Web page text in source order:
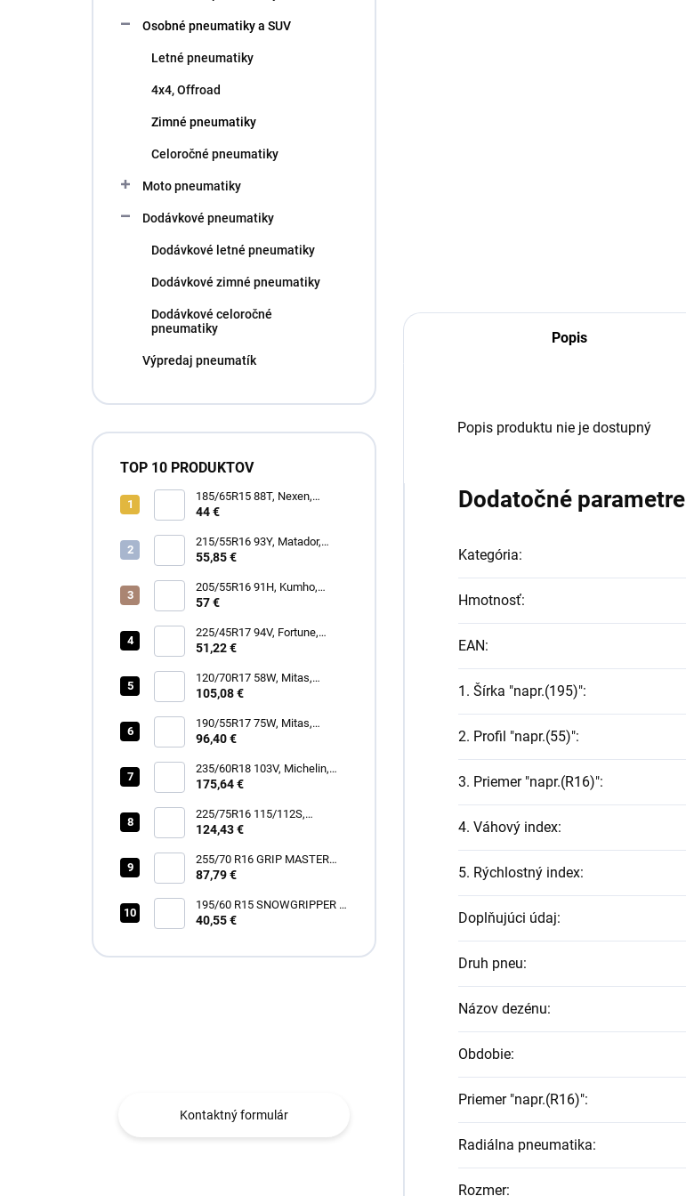
Osobné pneumatiky a SUV
Letné pneumatiky
4x4, Offroad
Zimné pneumatiky
Celoročné pneumatiky
Moto pneumatiky
Dodávkové pneumatiky
Dodávkové letné pneumatiky
Dodávkové zimné pneumatiky
Dodávkové celoročné
pneumatiky
Výpredaj pneumatík
TOP 10 PRODUKTOV
185/65R15 88T, Nexen,
WINGUARD SNOW G3 WH21
44 €
215/55R16 93Y, Matador,
MP47 HECTORRA 3
55,85 €
205/55R16 91H, Kumho,
WINTERCRAFT WP52+
57 €
225/45R17 94V, Fortune,
SNOWFUN FSR901
51,22 €
120/70R17 58W, Mitas,
SPORTFORCE+
105,08 €
190/55R17 75W, Mitas,
SPORTFORCE+
96,40 €
235/60R18 103V, Michelin,
LATITUDE TOUR HP
175,64 €
225/75R16 115/112S,
Hankook, RF12 DYNAPRO
124,43 €
255/70 R16 GRIP MASTER
C/S [111] H
87,79 €
195/60 R15 SNOWGRIPPER I
[88] H
40,55 €
Kontaktný formulár
Popis
Popis produktu nie je dostupný
Dodatočné parametre
Kategória:
Hmotnosť:
EAN:
1. Šírka "napr.(195)":
2. Profil "napr.(55)":
3. Priemer "napr.(R16)":
4. Váhový index:
5. Rýchlostný index:
Doplňujúci údaj:
Druh pneu:
Názov dezénu:
Obdobie:
Priemer "napr.(R16)":
Radiálna pneumatika:
Rozmer: